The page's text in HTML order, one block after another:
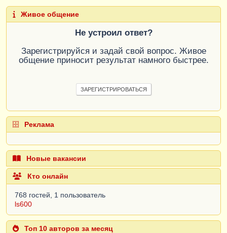
Живое общение
Не устроил ответ?
Зарегистрируйся и задай свой вопрос. Живое
общение приносит результат намного быстрее.
ЗАРЕГИСТРИРОВАТЬСЯ
Реклама
Новые вакансии
Кто онлайн
768 гостей, 1 пользователь
ls600
Топ 10 авторов за месяц